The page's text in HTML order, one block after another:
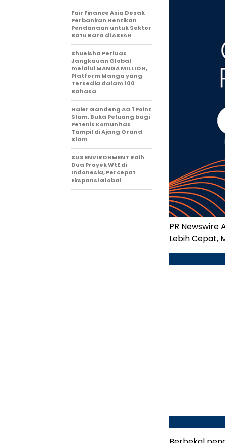
PR
Lebih Cepat,
Fair Finance Asia Desak
Perbankan Hentikan
Pendanaan untuk Sektor
Batu Bara di ASEAN
Shueisha Perluas
Jangkauan Global
melalui MANGA MILLION,
Platform Manga yang
Tersedia dalam 100
Bahasa
Haier Gandeng AO 1 Point
Slam, Buka Peluang bagi
Petenis Komunitas
Tampil di Ajang Grand
Slam
SUS ENVIRONMENT Raih
Dua Proyek WtE di
Indonesia, Percepat
Ekspansi Global